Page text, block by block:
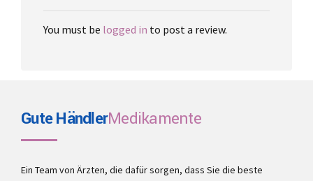
You must be logged in to post a review.
Gute HändlerMedikamente
Ein Team von Ärzten, die dafür sorgen, dass Sie die beste